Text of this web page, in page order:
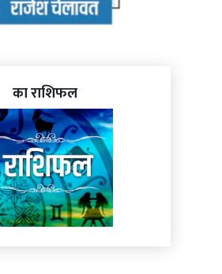
का राशिफल